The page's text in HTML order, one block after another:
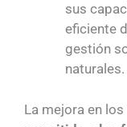
sus
eficiente
gestión
naturales.
La mejora en